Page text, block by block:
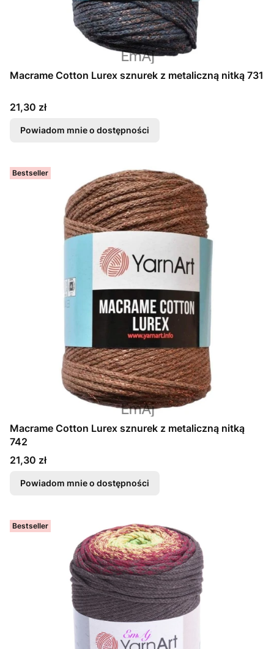
Macrame Cotton Lurex sznurek z metaliczną nitką 731
Cena
21,30 zł
Powiadom mnie o dostępności
Bestseller
Macrame Cotton Lurex sznurek z metaliczną nitką
742
Cena
21,30 zł
Powiadom mnie o dostępności
Bestseller